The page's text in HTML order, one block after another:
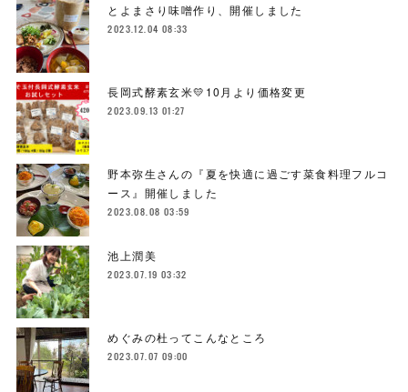
とよまさり味噌作り、開催しました
2023.12.04 08:33
長岡式酵素玄米💛10月より価格変更
2023.09.13 01:27
野本弥生さんの『夏を快適に過ごす菜食料理フルコ
ース』開催しました
2023.08.08 03:59
池上潤美
2023.07.19 03:32
めぐみの杜ってこんなところ
2023.07.07 09:00